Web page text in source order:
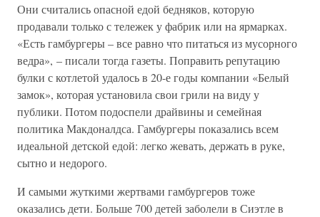
Они считались опасной едой бедняков, которую
продавали только с тележек у фабрик или на ярмарках.
«Есть гамбургеры – все равно что питаться из мусорного
ведра», – писали тогда газеты. Поправить репутацию
булки с котлетой удалось в 20-е годы компании «Белый
замок», которая установила свои грили на виду у
публики. Потом подоспели драйвины и семейная
политика Макдоналдса. Гамбургеры показались всем
идеальной детской едой: легко жевать, держать в руке,
сытно и недорого.
И самыми жуткими жертвами гамбургеров тоже
оказались дети. Больше 700 детей заболели в Сиэтле в